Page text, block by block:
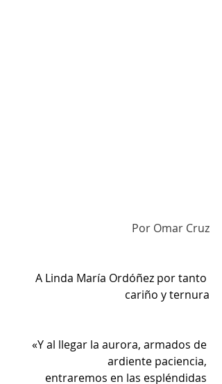
Por Omar Cruz
A Linda María Ordóñez por tanto
cariño y ternura
«Y al llegar la aurora, armados de
ardiente paciencia,
entraremos en las espléndidas